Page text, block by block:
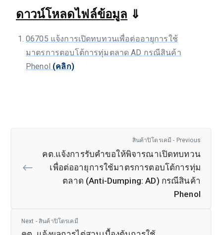
ดาวน์โหลดไฟล์ข้อมูล ⇓
06705 แจ้งการเปิดทบทวนเพื่อต่ออายุการใช้
มาตรการตอบโต้การทุ่มตลาด AD กรณีสินค้า
Phenol (คลิก)
สินค้าปิโตรเคมี - Previous
คต.แจ้งการรับคำขอให้พิจารณาเปิดทบทวน
เพื่อต่ออายุการใช้มาตรการตอบโต้การทุ่ม
ตลาด (Anti-Dumping: AD) กรณีสินค้า
Phenol
Next - สินค้าปิโตรเคมี